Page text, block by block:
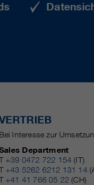
Bei Interesse zur
Department
+39 0472 722 154 (IT)
+43 5262 6212 131 14
+41 41 766 05 22 (CH)